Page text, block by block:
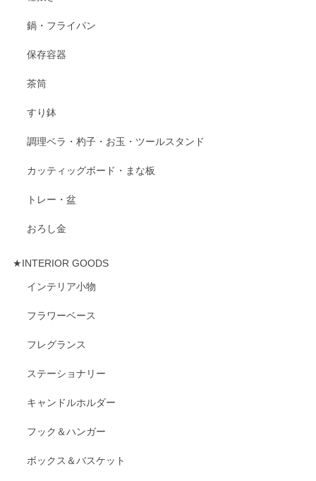
鍋・フライパン
保存容器
茶筒
すり鉢
調理ベラ・杓子・お玉・ツールスタンド
カッティッグボード・まな板
トレー・盆
おろし金
★INTERIOR GOODS
インテリア小物
フラワーベース
フレグランス
ステーショナリー
キャンドルホルダー
フック＆ハンガー
ボックス＆バスケット